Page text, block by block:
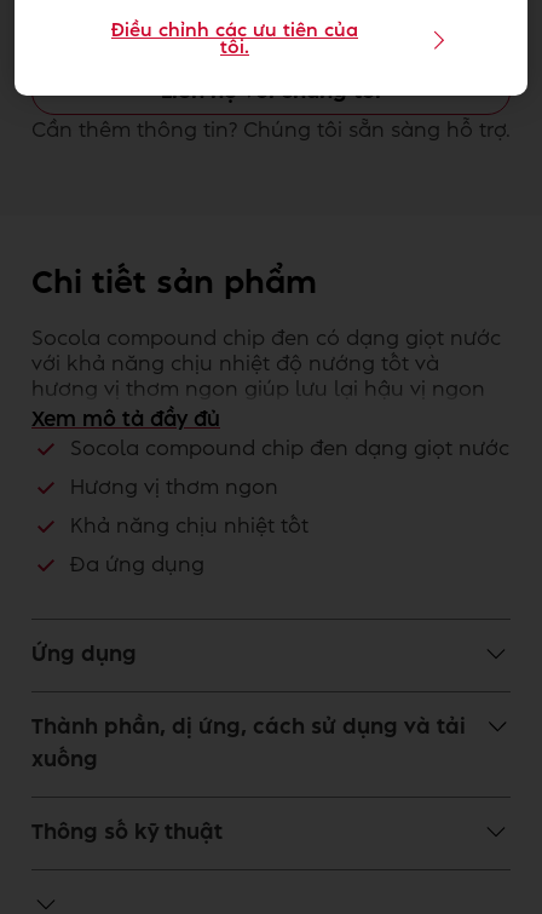
Đen GPD-07C 2.5kg - 4116152
Liên hệ với chúng tôi
Cần thêm thông tin? Chúng tôi sẵn sàng hỗ trợ.
Chi tiết sản phẩm
Socola compound chip đen có dạng giọt nước
với khả năng chịu nhiệt độ nướng tốt và
hương vị thơm ngon giúp lưu lại hậu vị ngon
dài lâu
Xem mô tả đầy đủ
Socola compound chip đen dạng giọt nước
Hương vị thơm ngon
Khả năng chịu nhiệt tốt
Đa ứng dụng
Ứng dụng
Thành phần, dị ứng, cách sử dụng và tải
xuống
Thông số kỹ thuật
Điều chỉnh các ưu tiên của
tôi.